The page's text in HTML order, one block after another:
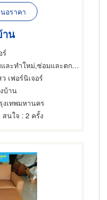
อราคา
าน
ร์
อร์นิเจอร์และอุปกรณ์สำนักงาน,เฟอร์นิเจอร์ซ่อมและทำใหม่
เฟอร์นิเจอร์
บ้าน
งเทพมหานคร
สนใจ : 2 ครั้ง